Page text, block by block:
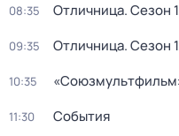
08:35 Отличница. Сезон 1
09:35 Отличница. Сезон 1
10:35
11:30 События